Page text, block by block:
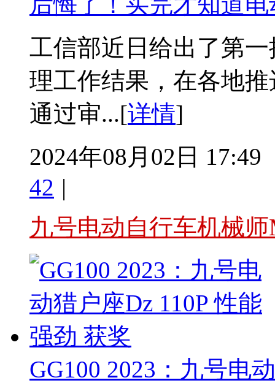
工信部近日给出了第
理工作结果，在各地
通过审...[详情]
2024年08月02日 17:49
42 |
九号电动自行车机械
GG100 2023：九号电